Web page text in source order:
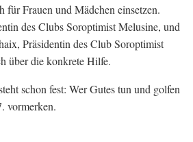
für Frauen und Mädchen einsetzen.
des Clubs Soroptimist Melusine, und
Präsidentin des Club Soroptimist
über die konkrete Hilfe.
schon fest: Wer Gutes tun und golfen
vormerken.